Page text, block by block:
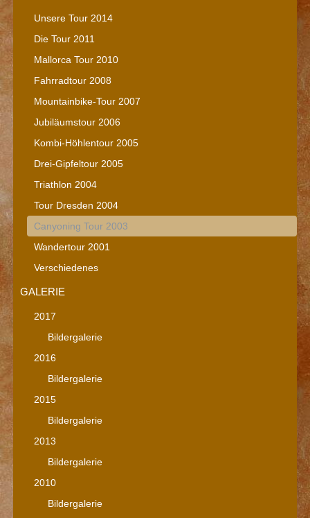
Unsere Tour 2014
Die Tour 2011
Mallorca Tour 2010
Fahrradtour 2008
Mountainbike-Tour 2007
Jubiläumstour 2006
Kombi-Höhlentour 2005
Drei-Gipfeltour 2005
Triathlon 2004
Tour Dresden 2004
Canyoning Tour 2003
Wandertour 2001
Verschiedenes
GALERIE
2017
Bildergalerie
2016
Bildergalerie
2015
Bildergalerie
2013
Bildergalerie
2010
Bildergalerie